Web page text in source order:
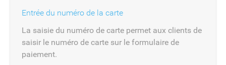
Entrée du numéro de la carte
La saisie du numéro de carte permet aux clients de
saisir le numéro de carte sur le formulaire de
paiement.